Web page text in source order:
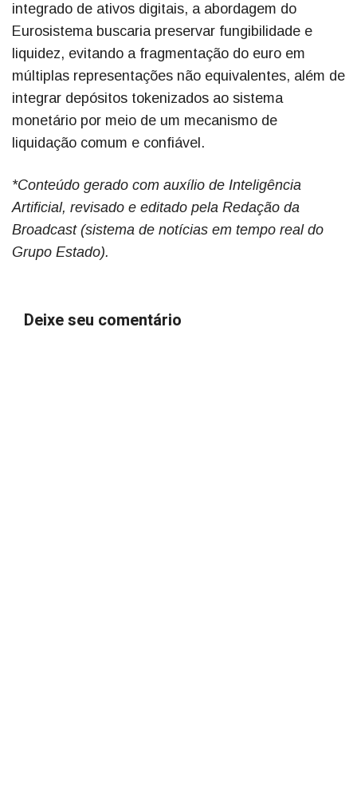
integrado de ativos digitais, a abordagem do
Eurosistema buscaria preservar fungibilidade e
liquidez, evitando a fragmentação do euro em
múltiplas representações não equivalentes, além de
integrar depósitos tokenizados ao sistema
monetário por meio de um mecanismo de
liquidação comum e confiável.
*Conteúdo gerado com auxílio de Inteligência
Artificial, revisado e editado pela Redação da
Broadcast (sistema de notícias em tempo real do
Grupo Estado).
Deixe seu comentário